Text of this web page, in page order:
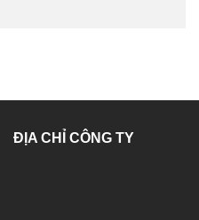
ĐỊA CHỈ CÔNG TY